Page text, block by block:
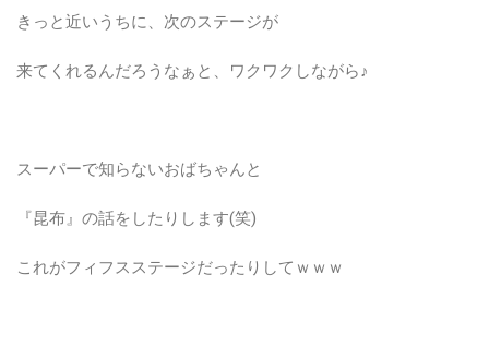
きっと近いうちに、次のステージが
来てくれるんだろうなぁと、ワクワクしながら♪
スーパーで知らないおばちゃんと
『昆布』の話をしたりします(笑)
これがフィフスステージだったりしてｗｗｗ